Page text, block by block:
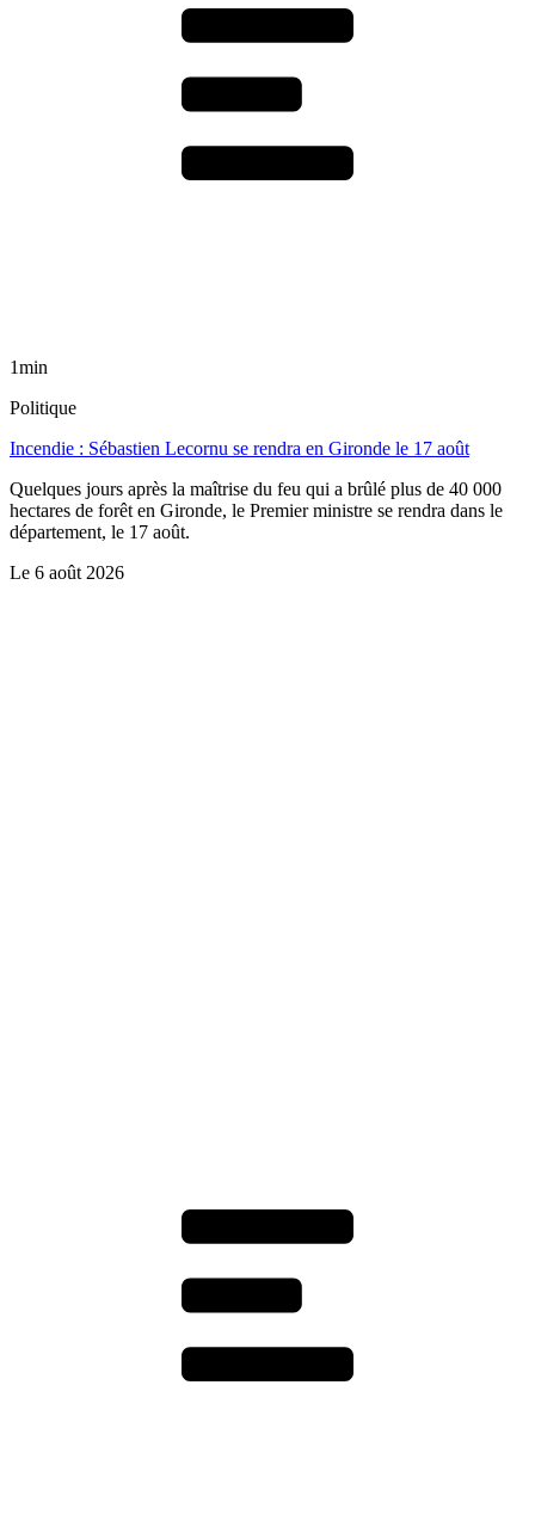
1min
Politique
Incendie : Sébastien Lecornu se rendra en Gironde le 17 août
Quelques jours après la maîtrise du feu qui a brûlé plus de 40 000
hectares de forêt en Gironde, le Premier ministre se rendra dans le
département, le 17 août.
Le 6 août 2026